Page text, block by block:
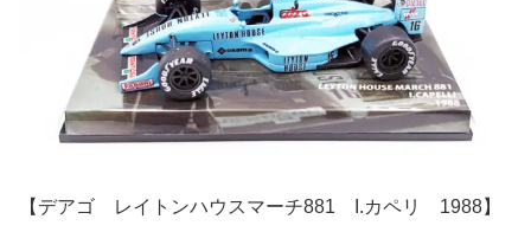
【デアゴ レイトンハウスマーチ881 I.カペリ 1988】